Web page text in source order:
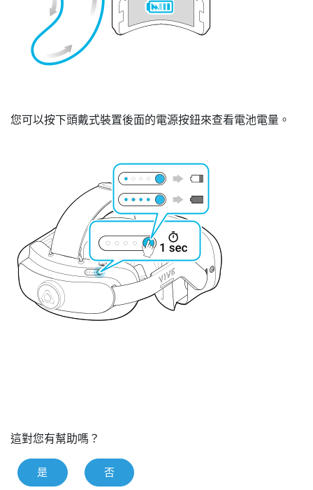
您可以按下頭戴式裝置後面的電源按鈕來查看電池電量。
這對您有幫助嗎？
是 否